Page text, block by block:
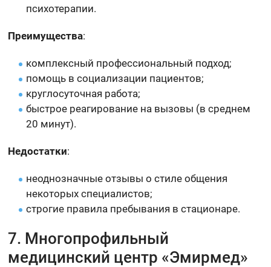
психотерапии.
Преимущества:
комплексный профессиональный подход;
помощь в социализации пациентов;
круглосуточная работа;
быстрое реагирование на вызовы (в среднем
20 минут).
Недостатки:
неоднозначные отзывы о стиле общения
некоторых специалистов;
строгие правила пребывания в стационаре.
7. Многопрофильный
медицинский центр «Эмирмед»